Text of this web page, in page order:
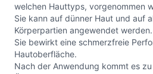
welchen Hauttyps, vorgenommen
Sie kann auf dünner Haut und auf
Körperpartien angewendet werden.
Sie bewirkt eine schmerzfreie
Hautoberfläche.
Nach der Anwendung kommt es